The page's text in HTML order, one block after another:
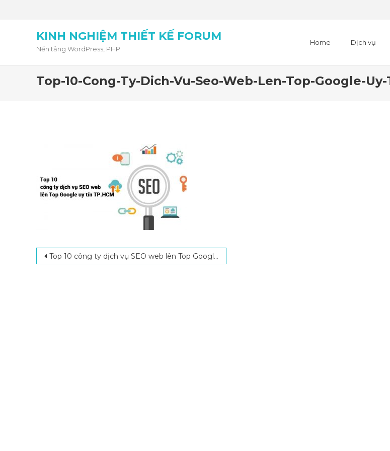
KINH NGHIỆM THIẾT KẾ FORUM
Nền tảng WordPress, PHP
Home Dịch vụ
Top-10-Cong-Ty-Dich-Vu-Seo-Web-Len-Top-Google-
Post navigation
Top 10 công ty dịch vụ SEO web lên Top Google uy tín TP.HCM